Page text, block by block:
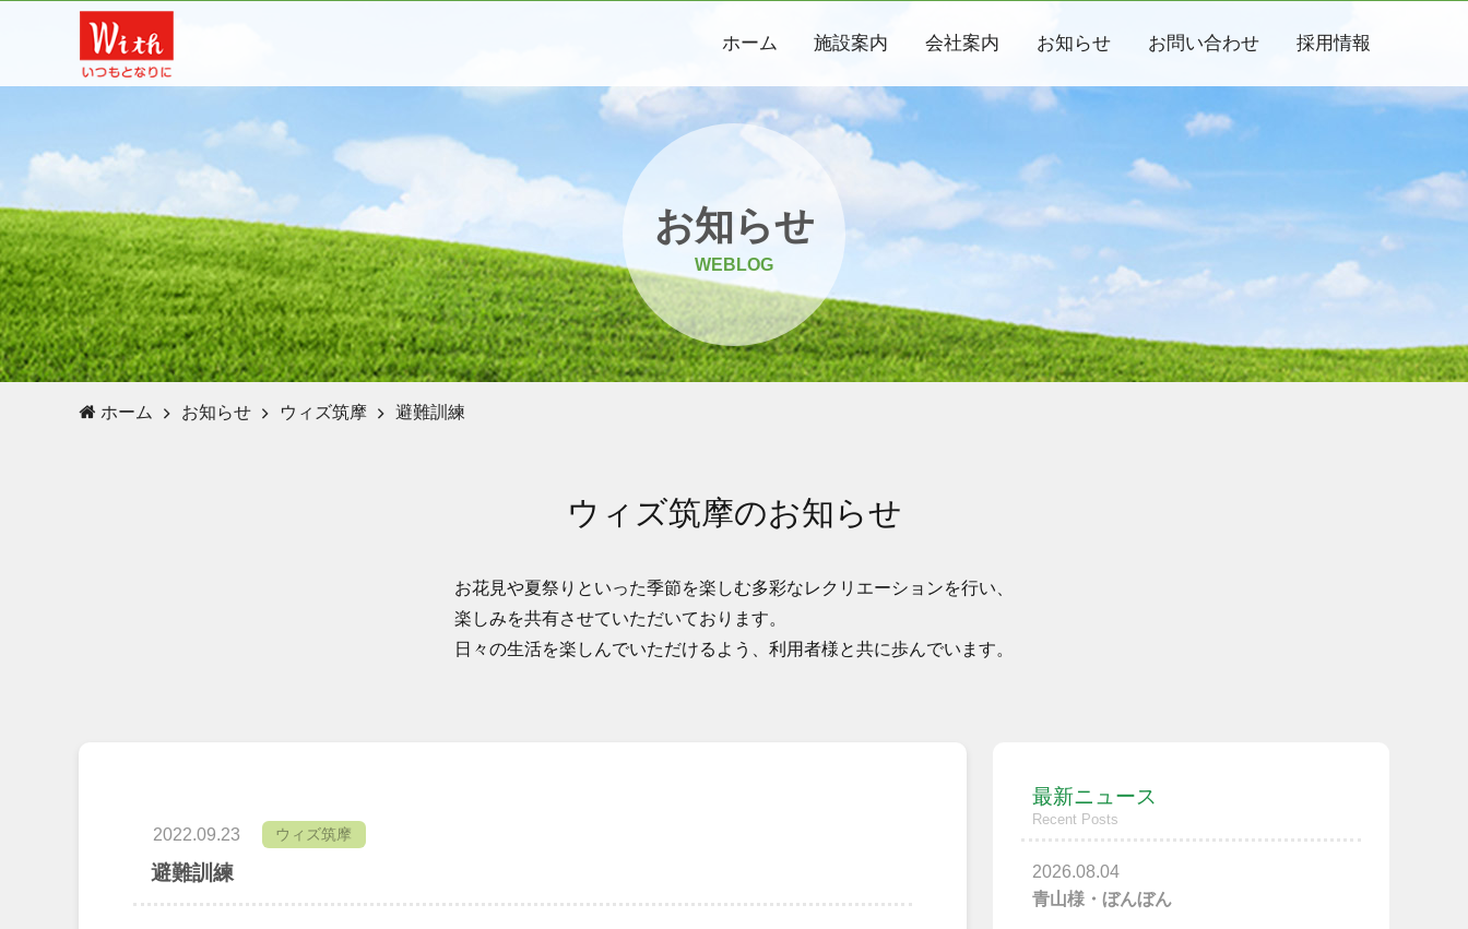
ホーム 施設案内 会社案内 お知らせ お問い合わせ 採用情報
お知らせ
WEBLOG
ホーム お知らせ ウィズ筑摩 避難訓練
ウィズ筑摩のお知らせ
お花見や夏祭りといった季節を楽しむ多彩なレクリエーションを行い、
楽しみを共有させていただいております。
日々の生活を楽しんでいただけるよう、利用者様と共に歩んでいます。
2022.09.23 ウィズ筑摩
避難訓練
最新ニュース
Recent Posts
青山様・ぼんぼん
2026.08.04